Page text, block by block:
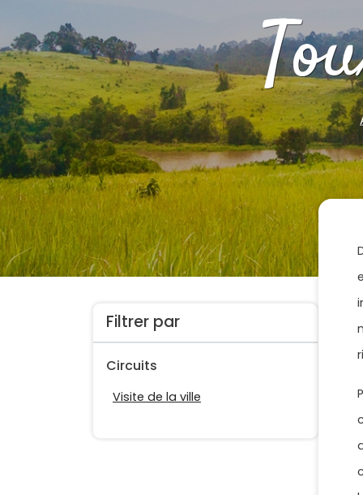
Filtrer par
Circuits
Visite de la ville